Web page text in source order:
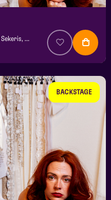
Club Lam met Ayla Çekin Satijn, Milan Sekeris, e.a.
BACKSTAGE